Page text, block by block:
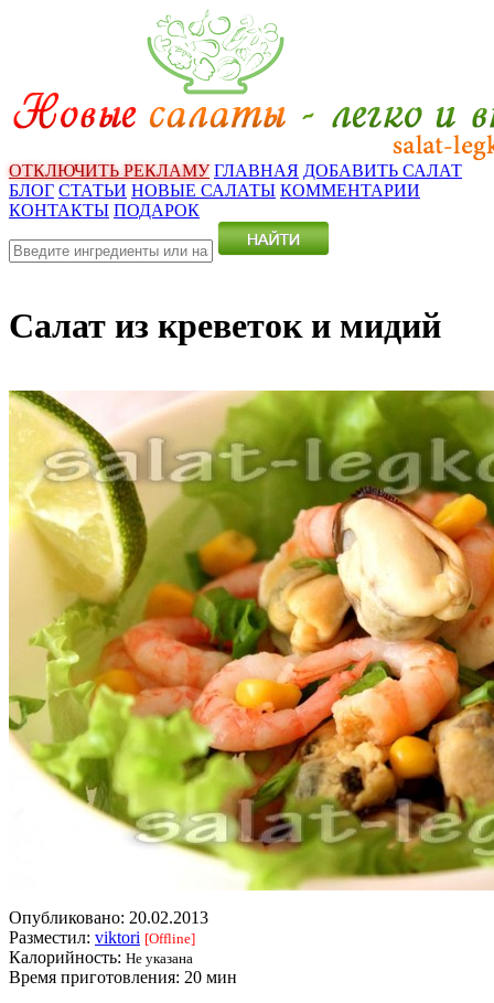
ОТКЛЮЧИТЬ РЕКЛАМУ ГЛАВНАЯ ДОБАВИТЬ САЛАТ
БЛОГ СТАТЬИ НОВЫЕ САЛАТЫ КОММЕНТАРИИ
КОНТАКТЫ ПОДАРОК
Салат из креветок и мидий
Опубликовано: 20.02.2013
Разместил: viktori [Offline]
Калорийность: Не указана
Время приготовления: 20 мин